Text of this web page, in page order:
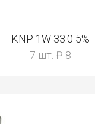
KNP 1W 33.0 5%
7 шт. ₽ 8